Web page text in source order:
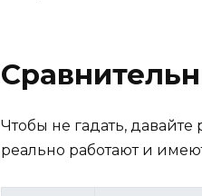
Чтобы не гадать,
реально работают и